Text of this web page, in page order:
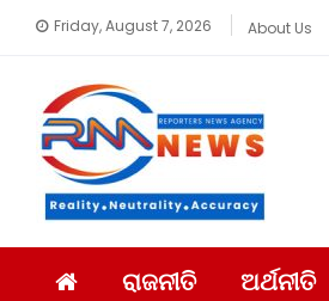
Friday, August 7, 2026 About Us
ରାଜନୀତି ଅର୍ଥନୀତି